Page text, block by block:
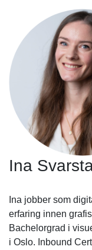
Ina
Ina jobber som
erfaring innen
Bachelorgrad i
i Oslo. Inbound